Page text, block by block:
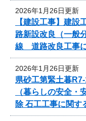
2026年1月26日更新
【建設工事】建
路新設改良（一般
線 道路改良工事
2026年1月26日更新
県砂工第緊土暮
（暮らしの安全
除 石工工事に関す